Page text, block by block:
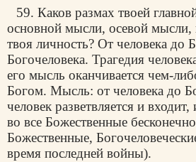
59. Каков размах твоей
основной мысли, осевой мысли,
твоя личность? От человека до
Богочеловека. Трагедия
его мысль оканчивается чем-
Богом. Мысль: от человека до
человек разветвляется и входит,
во все Божественные
Божественные,
время последней войны).